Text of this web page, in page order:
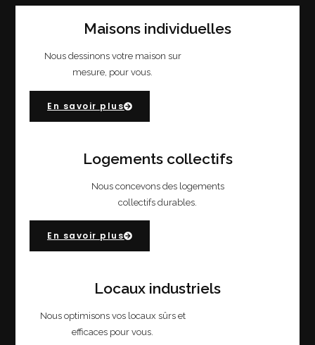
Maisons individuelles
Nous dessinons votre maison sur
mesure, pour vous.
En savoir plus
Logements collectifs
Nous concevons des logements
collectifs durables.
En savoir plus
Locaux industriels
Nous optimisons vos locaux sûrs et
efficaces pour vous.